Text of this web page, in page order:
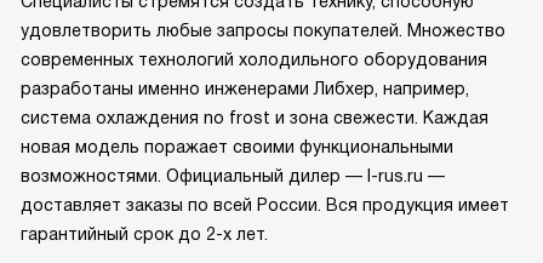
удовлетворить любые запросы покупателей. Множество
современных технологий холодильного оборудования
разработаны именно инженерами Либхер, например,
система охлаждения no frost и зона свежести. Каждая
новая модель поражает своими функциональными
возможностями. Официальный дилер — l-rus.ru —
доставляет заказы по всей России. Вся продукция имеет
гарантийный срок до 2-х лет.